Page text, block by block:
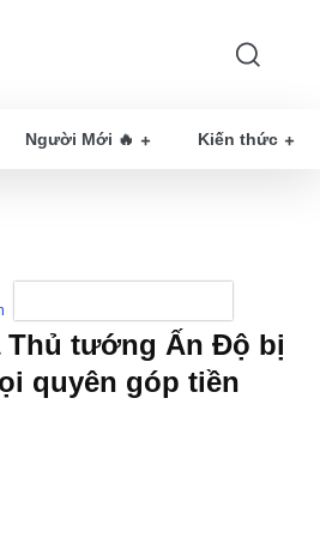
Người Mới 🔥 Kiến thức
Thủ tướng Ấn Độ bị
quyên góp tiền